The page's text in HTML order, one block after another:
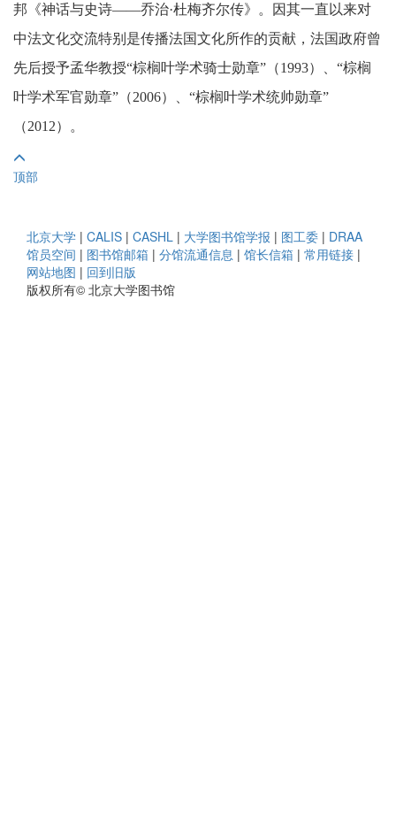
邦《神话与史诗——乔治·杜梅齐尔传》。因其一直以来对
中法文化交流特别是传播法国文化所作的贡献，法国政府曾
先后授予孟华教授“棕榈叶学术骑士勋章”（1993）、“棕榈
叶学术军官勋章”（2006）、“棕榈叶学术统帅勋章”
（2012）。
顶部
北京大学 | CALIS | CASHL | 大学图书馆学报 | 图工委 | DRAA
馆员空间 | 图书馆邮箱 | 分馆流通信息 | 馆长信箱 | 常用链接 |
网站地图 | 回到旧版
版权所有© 北京大学图书馆